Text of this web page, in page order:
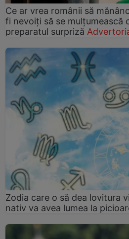
Ce ar vrea românii să
fi nevoiți să se mulțumească
preparatul surpriză
Zodia care o să dea lovitura
nativ va avea lumea la